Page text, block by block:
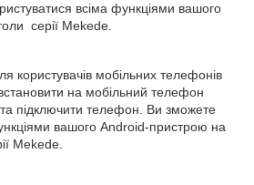
всіма функціями вашого
серії Mekede.
користувачів мобільних телефонів
на мобільний телефон
підключити телефон. Ви зможете
вашого Android-пристрою на
Mekede.